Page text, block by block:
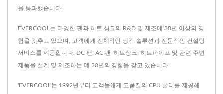
을 통과했습니다.
EVERCOOL는 다양한 팬과 히트 싱크의 R&D 및 제조에 30년 이상의 경
험을 갖추고 있으며, 고객에게 전체적인 냉각 솔루션과 전문적인 컨설팅
서비스를 제공합니다. DC 팬, AC 팬, 히트싱크, 히트파이프 및 관련 주변
제품을 설계 및 제조하는 데 30년의 경험을 갖고 있습니다.
'EVERCOOL'는 1992년부터 고객들에게 고품질의 CPU 쿨러를 제공해